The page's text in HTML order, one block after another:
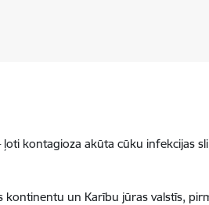
kontagioza akūta cūku infekcijas
kontinentu un Karību jūras valstīs,